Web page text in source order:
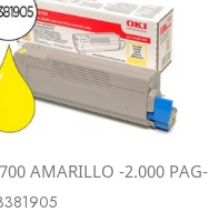
AMARILLO -2.000 PAG-